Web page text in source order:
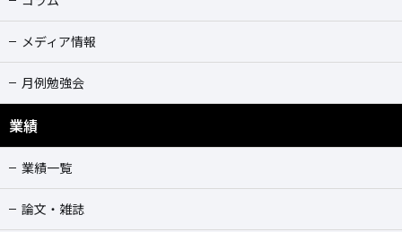
メディア情報
月例勉強会
業績
業績一覧
論文・雑誌